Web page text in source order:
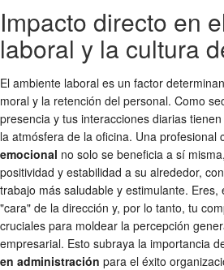
Impacto directo en
laboral y la cultura
El ambiente laboral es un factor
moral y la retención del personal. Como
presencia y tus interacciones diarias
la atmósfera de la oficina. Una profesional
emocional no solo se beneficia a sí
positividad y estabilidad a su alrededor,
trabajo más saludable y estimulante. Eres,
"cara" de la dirección y, por lo tanto, tu
cruciales para moldear la percepción
empresarial. Esto subraya la importancia
en administración para el éxito